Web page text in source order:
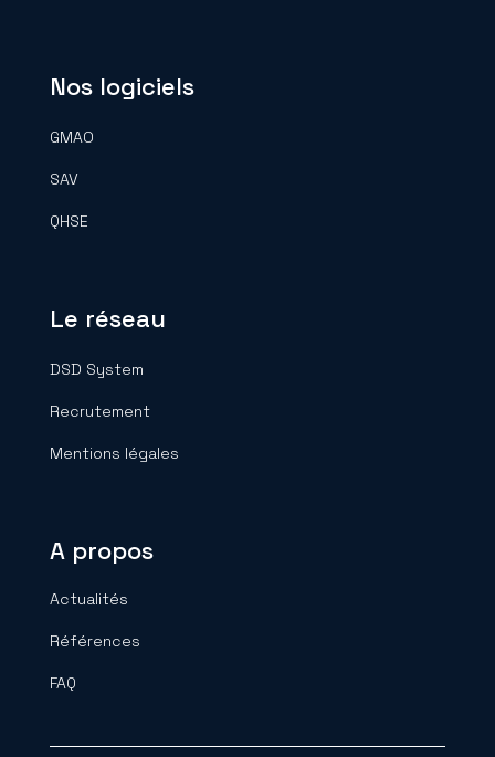
Nos logiciels
GMAO
SAV
QHSE
Le réseau
DSD System
Recrutement
Mentions légales
A propos
Actualités
Références
FAQ